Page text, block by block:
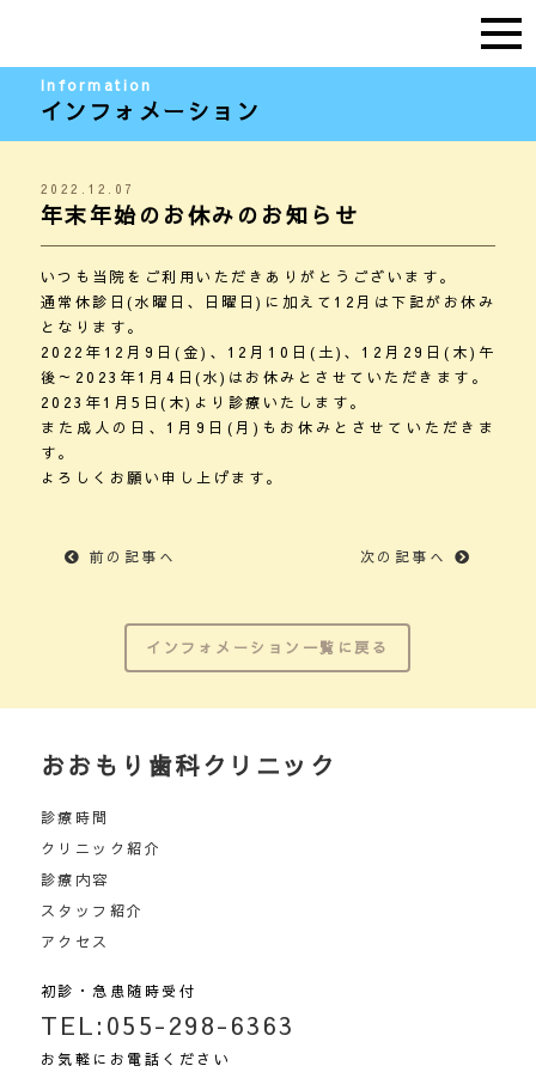
Information
インフォメーション
2022.12.07
年末年始のお休みのお知らせ
いつも当院をご利用いただきありがとうございます。
通常休診日(水曜日、日曜日)に加えて12月は下記がお休み
となります。
2022年12月9日(金)、12月10日(土)、12月29日(木)午
後～2023年1月4日(水)はお休みとさせていただきます。
2023年1月5日(木)より診療いたします。
また成人の日、1月9日(月)もお休みとさせていただきま
す。
よろしくお願い申し上げます。
前の記事へ 次の記事へ
インフォメーション一覧に戻る
おおもり 歯科クリニック
診療時間
クリニック紹介
診療内容
スタッフ紹介
アクセス
初診・急患随時受付
TEL:055-298-6363
お気軽にお電話ください